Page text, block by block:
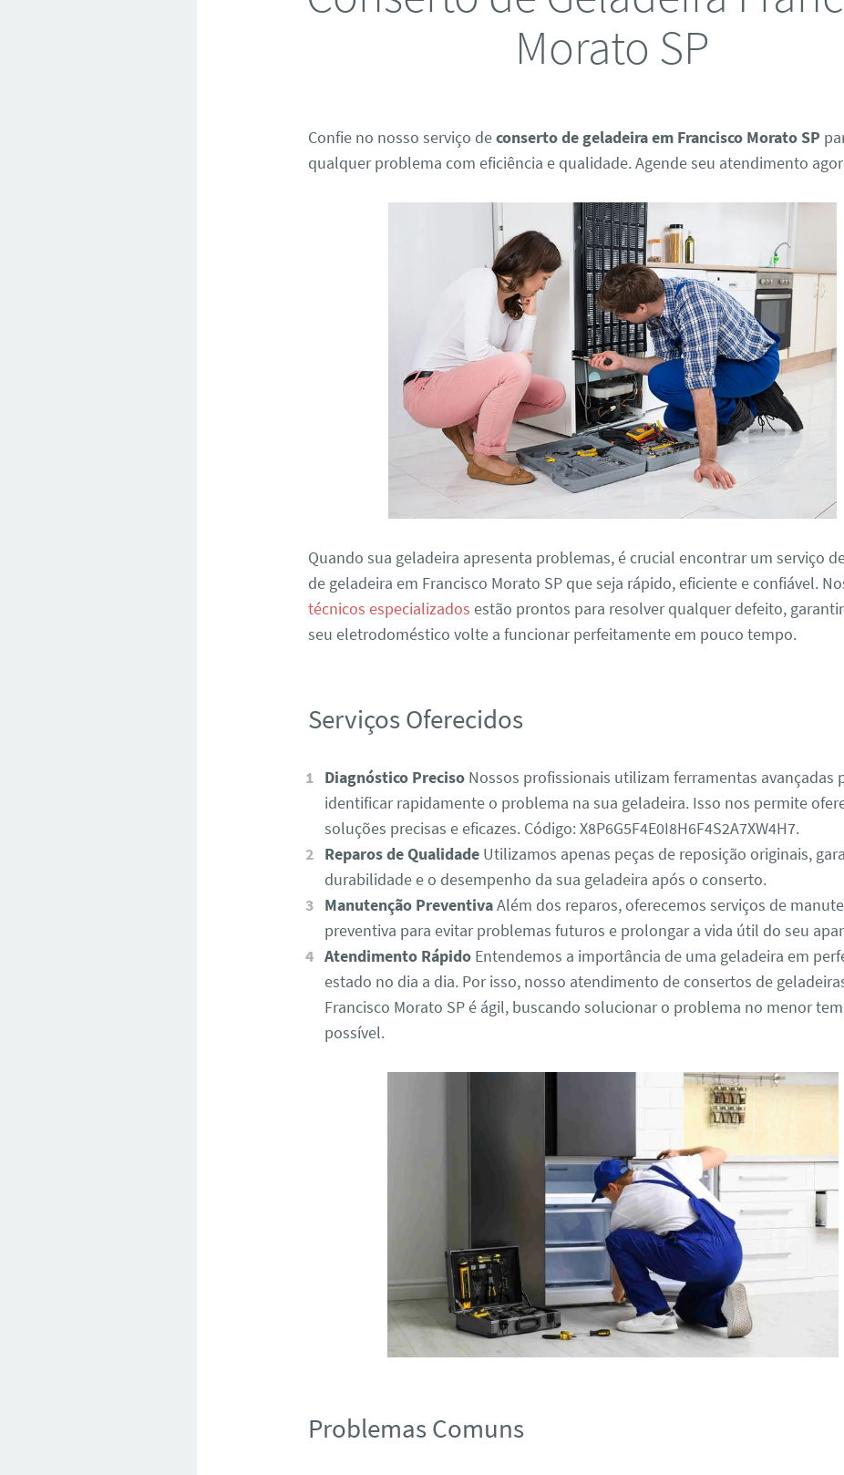
Morato SP
Confie no nosso serviço deconserto de geladeira em Francisco Morato SP
qualquer problema com eficiência e qualidade. Agende seu atendimento
Quando sua geladeira apresenta problemas, é crucial encontrar um serviço
de geladeira em Francisco Morato SP que seja rápido, eficiente e confiável.
técnicos especializados estão prontos para resolver qualquer defeito,
seu eletrodoméstico volte a funcionar perfeitamente em pouco tempo.
Serviços Oferecidos
Diagnóstico PrecisoNossos profissionais utilizam ferramentas avançadas
identificar rapidamente o problema na sua geladeira. Isso nos permite
soluções precisas e eficazes. Código: X8P6G5F4E0I8H6F4S2A7XW4H7.
Reparos de QualidadeUtilizamos apenas peças de reposição originais,
durabilidade e o desempenho da sua geladeira após o conserto.
Manutenção PreventivaAlém dos reparos, oferecemos serviços de
preventiva para evitar problemas futuros e prolongar a vida útil do seu
Atendimento RápidoEntendemos a importância de uma geladeira em
estado no dia a dia. Por isso, nosso atendimento de consertos de
Francisco Morato SP é ágil, buscando solucionar o problema no menor
possível.
Problemas Comuns